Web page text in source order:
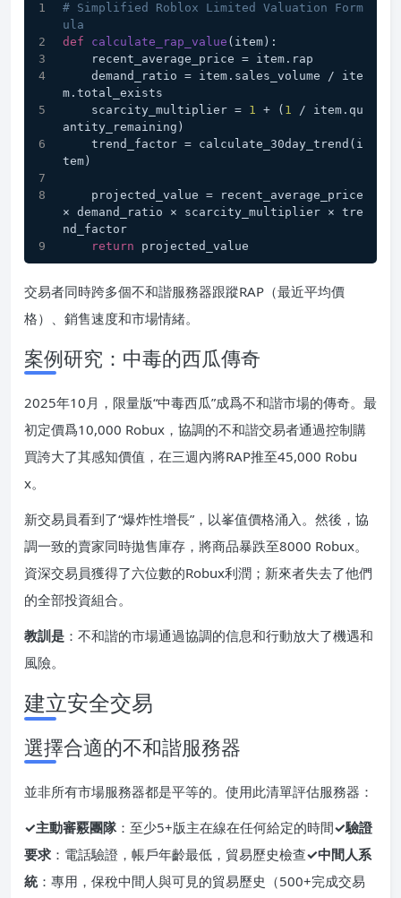
# Simplified Roblox Limited Valuation Form
ula
def
calculate_rap_value ( item ):
    recent_average_price = item.rap
m.total_exists
    scarcity_multiplier =
1 + ( 1 / item.qu
antity_remaining)
tem)
× demand_ratio × scarcity_multiplier × tre
nd_factor
return projected_value
交易者同時跨多個不和諧服務器跟蹤RAP（最近平均價
格）、銷售速度和市場情緒。
案例研究：中毒的西瓜傳奇
2025年10月，限量版“中毒西瓜”成爲不和諧市場的傳奇。最
初定價爲10,000 Robux，協調的不和諧交易者通過控制購
買誇大了其感知價值，在三週內將RAP推至45,000 Robu
x。
新交易員看到了“爆炸性增長”，以峯值價格涌入。然後，協
調一致的賣家同時拋售庫存，將商品暴跌至8000 Robux。
資深交易員獲得了六位數的Robux利潤；新來者失去了他們
的全部投資組合。
教訓是 ：不和諧的市場通過協調的信息和行動放大了機遇和
風險。
建立安全交易
選擇合適的不和諧服務器
並非所有市場服務器都是平等的。使用此清單評估服務器：
✓主動審覈團隊：至少5+版主在線在任何給定的時間✓驗證
要求 ：電話驗證，帳戶年齡最低，貿易歷史檢查✓中間人系
統：專用，保稅中間人與可見的貿易歷史（500+完成交易